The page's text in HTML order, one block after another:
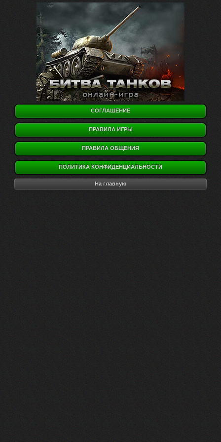
СОГЛАШЕНИЕ
ПРАВИЛА ИГРЫ
ПРАВИЛА ОБЩЕНИЯ
ПОЛИТИКА КОНФИДЕНЦИАЛЬНОСТИ
На главную